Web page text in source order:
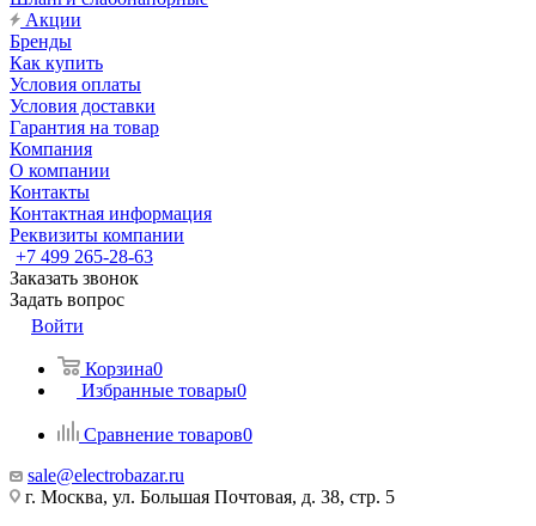
Акции
Бренды
Как купить
Условия оплаты
Условия доставки
Гарантия на товар
Компания
О компании
Контакты
Контактная информация
Реквизиты компании
+7 499 265-28-63
Заказать звонок
Задать вопрос
Войти
Корзина0
Избранные товары0
Сравнение товаров0
sale@electrobazar.ru
г. Москва, ул. Большая Почтовая, д. 38, стр. 5